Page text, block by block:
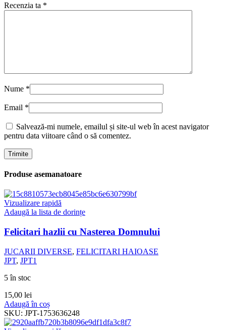
Recenzia ta *
Nume *
Email *
Salvează-mi numele, emailul și site-ul web în acest navigator
pentru data viitoare când o să comentez.
Produse asemanatoare
Vizualizare rapidă
Adaugă la lista de dorințe
Felicitari hazlii cu Nasterea Domnului
JUCARII DIVERSE, FELICITARI HAIOASE
JPT, JPT1
5 în stoc
15,00 lei
Adaugă în coș
SKU: JPT-1753636248